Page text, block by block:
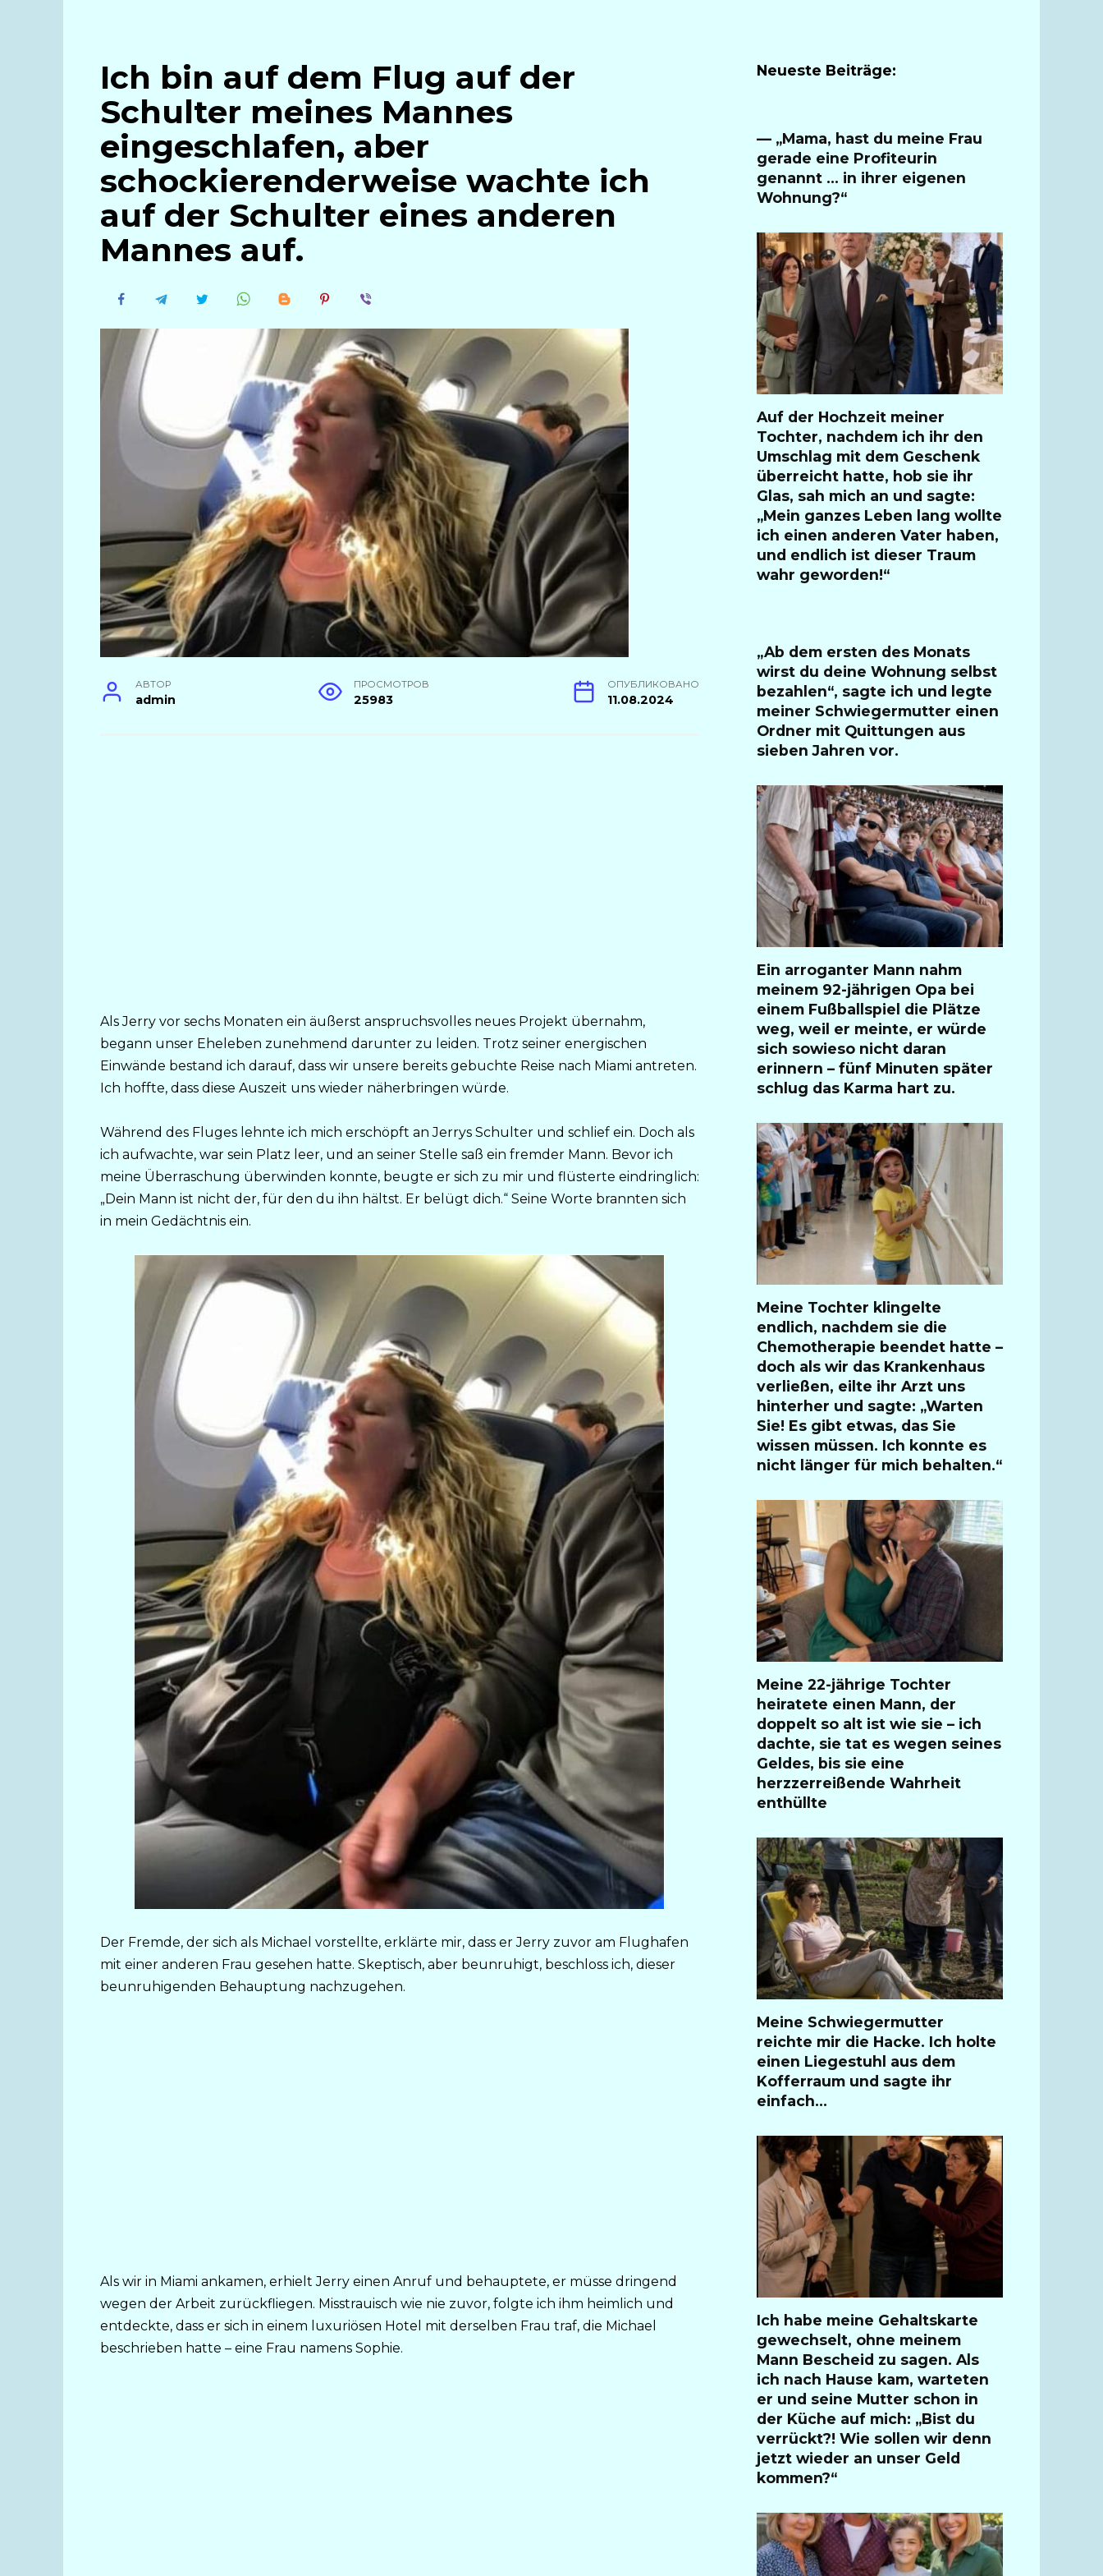
Ich bin auf dem Flug auf der
Schulter meines Mannes
eingeschlafen, aber
schockierenderweise wachte ich
auf der Schulter eines anderen
Mannes auf.
АВТОР
admin
ПРОСМОТРОВ
25983
ОПУБЛИКОВАНО
11.08.2024
Als Jerry vor sechs Monaten ein äußerst anspruchsvolles neues Projekt übernahm,
begann unser Eheleben zunehmend darunter zu leiden. Trotz seiner energischen
Einwände bestand ich darauf, dass wir unsere bereits gebuchte Reise nach Miami antreten.
Ich hoffte, dass diese Auszeit uns wieder näherbringen würde.
Während des Fluges lehnte ich mich erschöpft an Jerrys Schulter und schlief ein. Doch als
ich aufwachte, war sein Platz leer, und an seiner Stelle saß ein fremder Mann. Bevor ich
meine Überraschung überwinden konnte, beugte er sich zu mir und flüsterte eindringlich:
„Dein Mann ist nicht der, für den du ihn hältst. Er belügt dich.“ Seine Worte brannten sich
in mein Gedächtnis ein.
Der Fremde, der sich als Michael vorstellte, erklärte mir, dass er Jerry zuvor am Flughafen
mit einer anderen Frau gesehen hatte. Skeptisch, aber beunruhigt, beschloss ich, dieser
beunruhigenden Behauptung nachzugehen.
Als wir in Miami ankamen, erhielt Jerry einen Anruf und behauptete, er müsse dringend
wegen der Arbeit zurückfliegen. Misstrauisch wie nie zuvor, folgte ich ihm heimlich und
entdeckte, dass er sich in einem luxuriösen Hotel mit derselben Frau traf, die Michael
beschrieben hatte – eine Frau namens Sophie.
Neueste Beiträge:
— „Mama, hast du meine Frau
gerade eine Profiteurin
genannt … in ihrer eigenen
Wohnung?“
Auf der Hochzeit meiner
Tochter, nachdem ich ihr den
Umschlag mit dem Geschenk
überreicht hatte, hob sie ihr
Glas, sah mich an und sagte:
„Mein ganzes Leben lang wollte
ich einen anderen Vater haben,
und endlich ist dieser Traum
wahr geworden!“
„Ab dem ersten des Monats
wirst du deine Wohnung selbst
bezahlen“, sagte ich und legte
meiner Schwiegermutter einen
Ordner mit Quittungen aus
sieben Jahren vor.
Ein arroganter Mann nahm
meinem 92-jährigen Opa bei
einem Fußballspiel die Plätze
weg, weil er meinte, er würde
sich sowieso nicht daran
erinnern – fünf Minuten später
schlug das Karma hart zu.
Meine Tochter klingelte
endlich, nachdem sie die
Chemotherapie beendet hatte –
doch als wir das Krankenhaus
verließen, eilte ihr Arzt uns
hinterher und sagte: „Warten
Sie! Es gibt etwas, das Sie
wissen müssen. Ich konnte es
nicht länger für mich behalten.“
Meine 22-jährige Tochter
heiratete einen Mann, der
doppelt so alt ist wie sie – ich
dachte, sie tat es wegen seines
Geldes, bis sie eine
herzzerreißende Wahrheit
enthüllte
Meine Schwiegermutter
reichte mir die Hacke. Ich holte
einen Liegestuhl aus dem
Kofferraum und sagte ihr
einfach…
Ich habe meine Gehaltskarte
gewechselt, ohne meinem
Mann Bescheid zu sagen. Als
ich nach Hause kam, warteten
er und seine Mutter schon in
der Küche auf mich: „Bist du
verrückt?! Wie sollen wir denn
jetzt wieder an unser Geld
kommen?“